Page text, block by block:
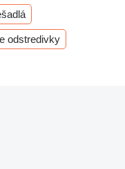
odstredivky